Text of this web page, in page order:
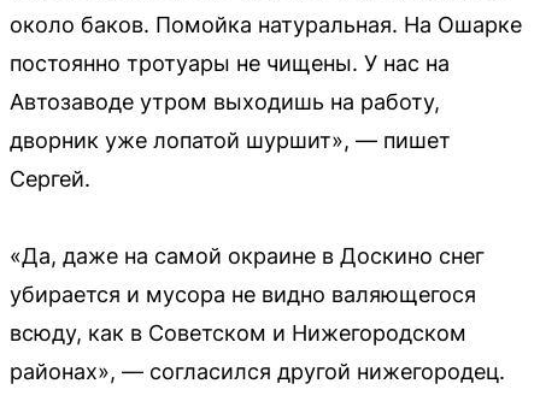
около баков. Помойка натуральная. На Ошарке
постоянно тротуары не чищены. У нас на
Автозаводе утром выходишь на работу,
дворник уже лопатой шуршит», — пишет
Сергей.
«Да, даже на самой окраине в Доскино снег
убирается и мусора не видно валяющегося
всюду, как в Советском и Нижегородском
районах», — согласился другой нижегородец.